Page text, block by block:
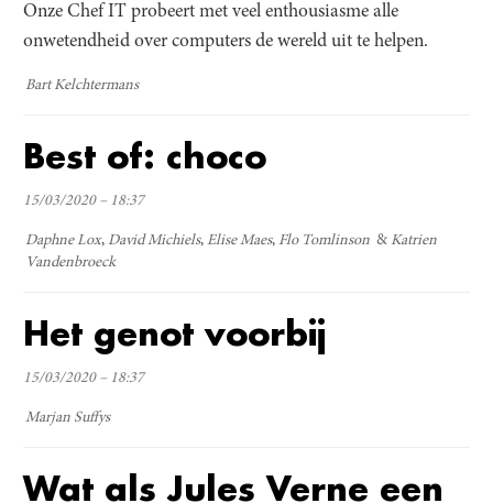
Onze Chef IT probeert met veel enthousiasme alle
onwetendheid over computers de wereld uit te helpen.
Bart Kelchtermans
Best of: choco
15/03/2020 – 18:37
Daphne Lox David Michiels Elise Maes Flo Tomlinson
Katrien
Vandenbroeck
Het genot voorbij
15/03/2020 – 18:37
Marjan Suffys
Wat als Jules Verne een